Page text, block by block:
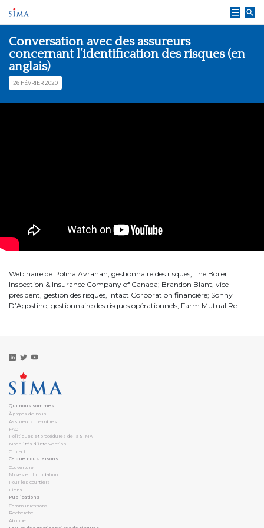
Conversation avec des assureurs
concernant l’identification des risques (en
anglais)
26 FÉVRIER 2020
Webinaire de Polina Avrahan, gestionnaire des risques, The Boiler
Inspection & Insurance Company of Canada; Brandon Blant, vice-
président, gestion des risques, Intact Corporation financière; Sonny
D’Agostino, gestionnaire des risques opérationnels, Farm Mutual Re.
Qui nous sommes
À propos de nous
Assureurs membres
FAQ
Politiques et procédures de la SIMA
Modalités d’intervention
Contact
Ce que nous faisons
Couverture
Mises en liquidation
Pour les courtiers
Liens
Publications
Communications
Recherche
Abonner